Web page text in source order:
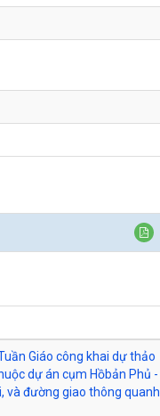
Giáo công khai dự thảo
dự án cụm Hồbản Phủ -
và đường giao thông quanh